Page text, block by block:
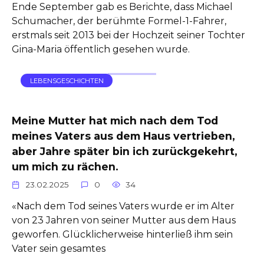
Ende September gab es Berichte, dass Michael
Schumacher, der berühmte Formel-1-Fahrer,
erstmals seit 2013 bei der Hochzeit seiner Tochter
Gina-Maria öffentlich gesehen wurde.
LEBENSGESCHICHTEN
Meine Mutter hat mich nach dem Tod
meines Vaters aus dem Haus vertrieben,
aber Jahre später bin ich zurückgekehrt,
um mich zu rächen.
23.02.2025 0 34
«Nach dem Tod seines Vaters wurde er im Alter
von 23 Jahren von seiner Mutter aus dem Haus
geworfen. Glücklicherweise hinterließ ihm sein
Vater sein gesamtes